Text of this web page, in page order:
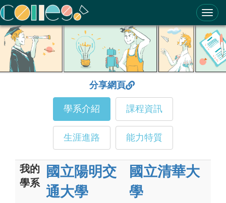
ColleGo! 大學選才與高中育才輔助系統
分享網頁
學系介紹 課程資訊
生涯進路 能力特質
我的
學系
國立陽明交
通大學
國立清華大
學